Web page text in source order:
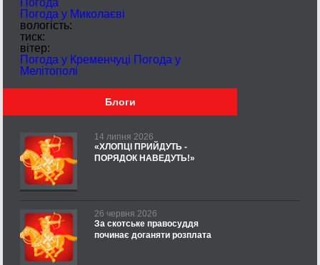
Погода у Миколаєві
вологість:
тиск:
вітер:
Погода у Кременчуці Погода у
Мелітополі
Блоги
14 липня 2026
«ХЛОПЦІ ПРИЙДУТЬ -
ПОРЯДОК НАВЕДУТЬ!»
26 червня 2026
За скотське правосуддя
починає доганяти розплата